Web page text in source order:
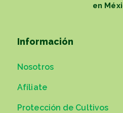
en
Información
Nosotros
Afíliate
Protección de Cultivos